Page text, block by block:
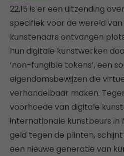
22.15 is er een uitzending
specifiek voor de wereld
kunstenaars ontvangen
hun digitale kunstwerken door
‘non-fungible tokens’, een
eigendomsbewijzen die
verhandelbaar maken.
voorhoede van digitale
internationale kunstbeurs in
geld tegen de plinten,
een nieuwe generatie van